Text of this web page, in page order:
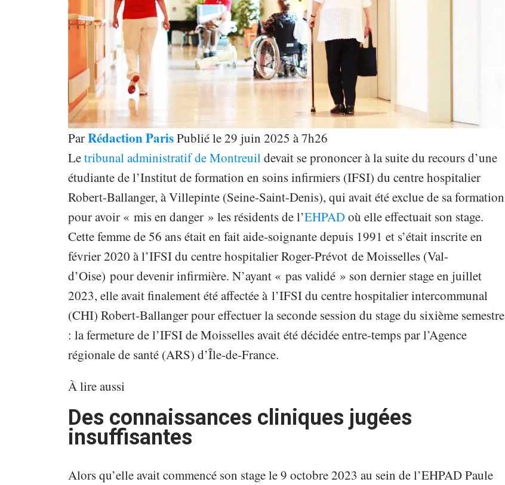
ParRédaction ParisPublié le 29 juin 2025 à 7h26
Letribunal administratif de Montreuildevait se prononcer à la suite du recours d’une
étudiante de l’Institut de formation en soins infirmiers (IFSI) du centre hospitalier
Robert-Ballanger, à Villepinte (Seine-Saint-Denis), qui avait été exclue de sa formation
pour avoir « mis en danger » les résidents de l’EHPADoù elle effectuait son stage.
Cette femme de 56 ans était en fait aide-soignante depuis 1991 et s’était inscrite en
février 2020 à l’IFSI du centre hospitalier Roger-Prévot de Moisselles (Val-
d’Oise) pour devenir infirmière. N’ayant « pas validé » son dernier stage en juillet
2023, elle avait finalement été affectée à l’IFSI du centre hospitalier intercommunal
(CHI) Robert-Ballanger pour effectuer la seconde session du stage du sixième semestre
: la fermeture de l’IFSI de Moisselles avait été décidée entre-temps par l’Agence
régionale de santé (ARS) d’Île-de-France.
À lire aussi
Des connaissances cliniques jugées
insuffisantes
Alors qu’elle avait commencé son stage le 9 octobre 2023 au sein de l’EHPAD Paule